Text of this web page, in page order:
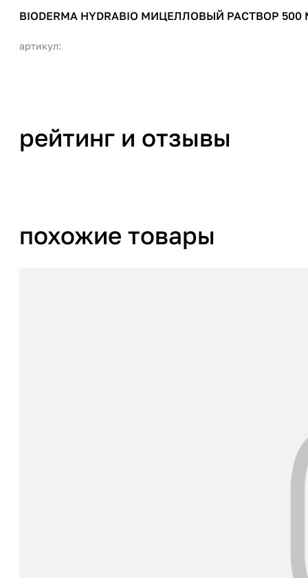
BIODERMA HYDRABIO МИЦЕЛЛОВЫЙ РАСТВОР 500
артикул:
рейтинг и отзывы
похожие товары